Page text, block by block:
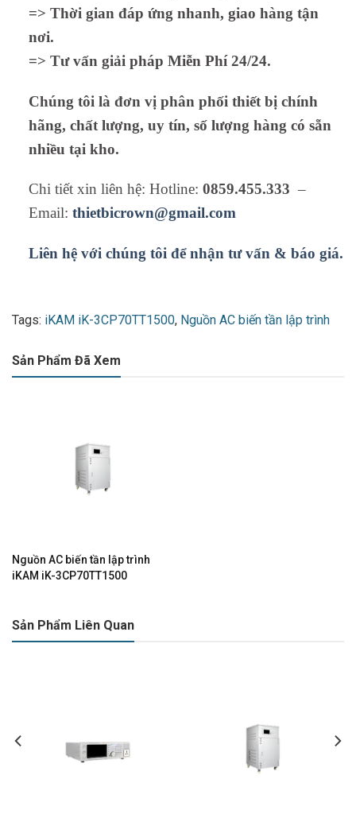
=> Thời gian đáp ứng nhanh, giao hàng tận
nơi.
=> Tư vấn giải pháp Miễn Phí 24/24.
Chúng tôi là đơn vị phân phối thiết bị chính
hãng, chất lượng, uy tín, số lượng hàng có sẵn
nhiều tại kho.
Chi tiết xin liên hệ: Hotline: 0859.455.333 –
Email: thietbicrown@gmail.com
Liên hệ với chúng tôi để nhận tư vấn & báo giá.
Tags: iKAM iK-3CP70TT1500, Nguồn AC biến tần lập trình
Sản Phẩm Đã Xem
Nguồn AC biến tần lập trình
iKAM iK-3CP70TT1500
Sản Phẩm Liên Quan